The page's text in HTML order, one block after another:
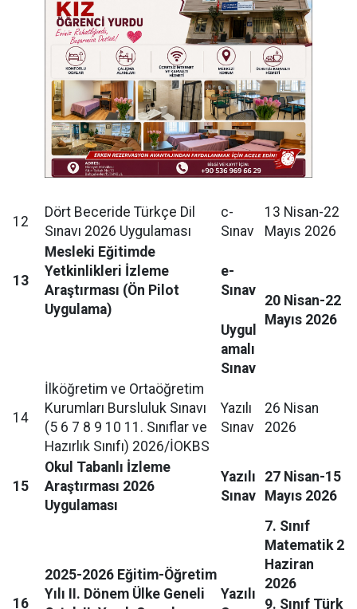
12
Dört Beceride Türkçe Dil
Sınavı 2026 Uygulaması
c-
Sınav
13 Nisan-22
Mayıs 2026
13
Mesleki Eğitimde
Yetkinlikleri İzleme
Araştırması (Ön Pilot
Uygulama)
e-
Sınav
20 Nisan-22
Mayıs 2026
Uygul
amalı
Sınav
14
İlköğretim ve Ortaöğretim
Kurumları Bursluluk Sınavı
(5 6 7 8 9 10 11. Sınıflar ve
Hazırlık Sınıfı) 2026/İOKBS
Yazılı
Sınav
26 Nisan
2026
15
Okul Tabanlı İzleme
Araştırması 2026
Uygulaması
Yazılı
Sınav
27 Nisan-15
Mayıs 2026
16
2025-2026 Eğitim-Öğretim
Yılı II. Dönem Ülke Geneli
Yazılı
7. Sınıf
Matematik 2
Haziran
2026
9. Sınıf Türk